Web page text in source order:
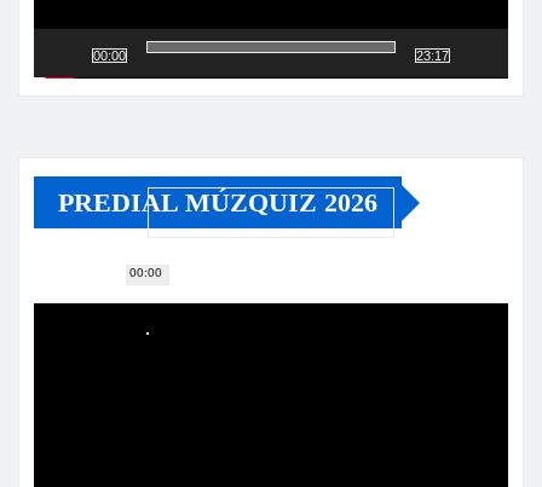
00:00
00:00
23:17
PREDIAL MÚZQUIZ 2026
Reproductor